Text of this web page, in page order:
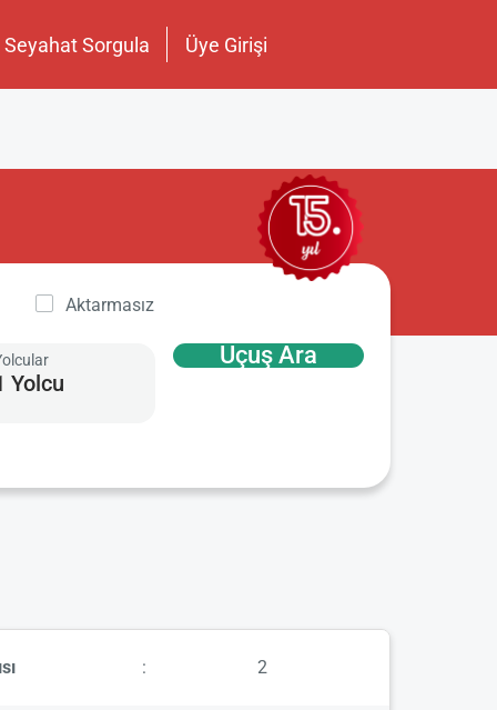
Seyahat Sorgula Üye Girişi
Aktarmasız
Yolcu
Uçuş Ara
: 2